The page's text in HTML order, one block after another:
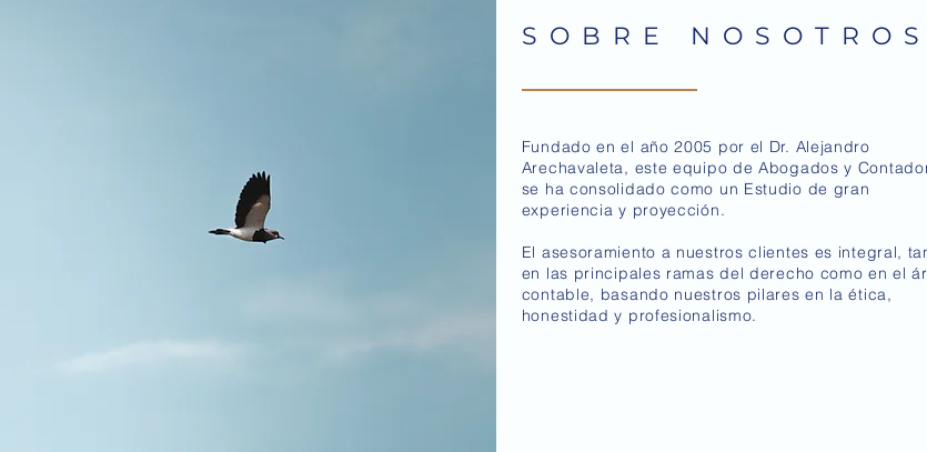
SOBRE NOSOTROS
Fundado en el año 2005 por el Dr. Alejandro
Arechavaleta, este equipo de Abogados y
se ha consolidado como un Estudio de gran
experiencia y proyección.
El asesoramiento a nuestros clientes es integral,
en las principales ramas del derecho como en el
contable, basando nuestros pilares en la ética,
honestidad y profesionalismo.